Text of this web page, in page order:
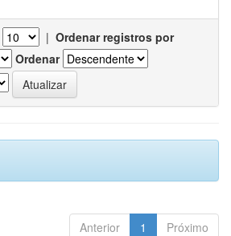
| Ordenar registros por
Ordenar
Anterior 1 Próximo